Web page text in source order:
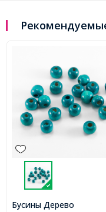
Бусины Стеклянные